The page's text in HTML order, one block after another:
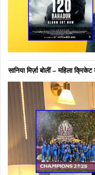
सानिया मिर्ज़ा बोलीं – महिला